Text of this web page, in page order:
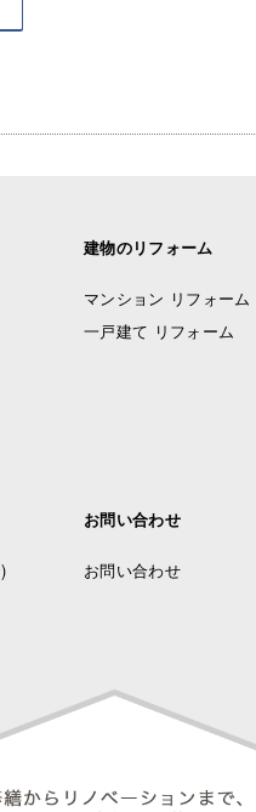
建物のリフォーム
マンション リフォーム
一戸建て リフォーム
お問い合わせ
お問い合わせ